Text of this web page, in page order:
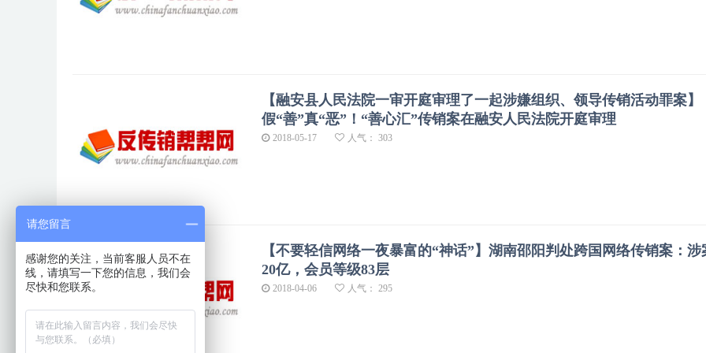
【融安县人民法院一审开庭审理了一起涉嫌组织、领导传销活动罪案】
假“善”真“恶”！“善心汇”传销案在融安人民法院开庭审理
2018-05-17 人气： 303
【不要轻信网络一夜暴富的“神话”】湖南邵阳判处跨国网络传销案：涉
20亿，会员等级83层
2018-04-06 人气： 295
请您留言
感谢您的关注，当前客服人员不在
线，请填写一下您的信息，我们会
尽快和您联系。